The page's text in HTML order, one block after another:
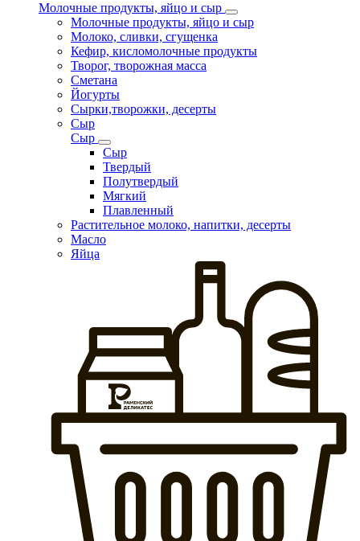
Молочные продукты, яйцо и сыр
Молочные продукты, яйцо и сыр
Молоко, сливки, сгущенка
Кефир, кисломолочные продукты
Творог, творожная масса
Сметана
Йогурты
Сырки,творожки, десерты
Сыр
Сыр
Сыр
Твердый
Полутвердый
Мягкий
Плавленный
Растительное молоко, напитки, десерты
Масло
Яйца